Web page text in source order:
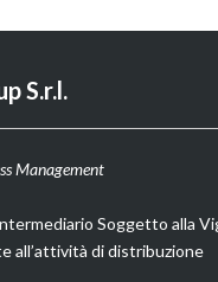
S.r.l.
Management
Soggetto alla
all’attività di distribuzione